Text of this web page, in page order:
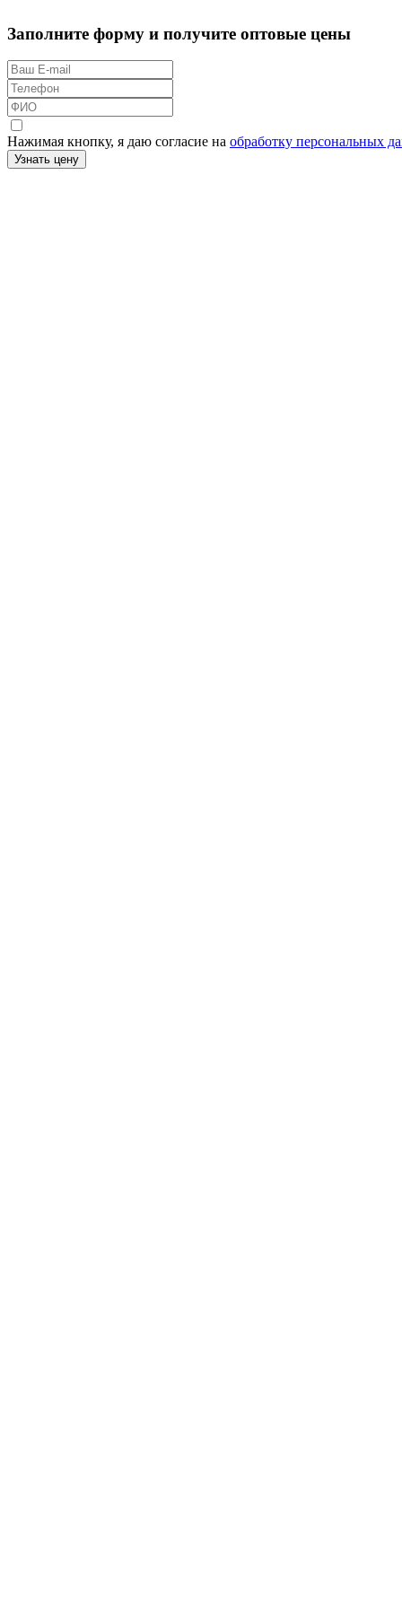
Заполните форму и получите оптовые цены
Нажимая кнопку, я даю согласие на обработку персональных
Узнать цену